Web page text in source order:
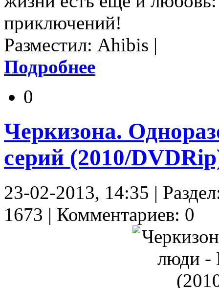
приключений!
Разместил: Ahibis |
Подробнее
0
Черкизона.
серий (2010/
23-02-2013, 14:35 |
1673 | Комментариев: 0